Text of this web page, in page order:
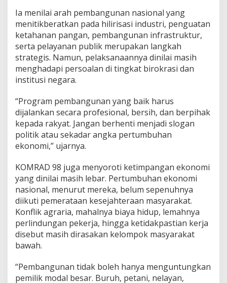
Ia menilai arah pembangunan nasional yang
menitikberatkan pada hilirisasi industri, penguatan
ketahanan pangan, pembangunan infrastruktur,
serta pelayanan publik merupakan langkah
strategis. Namun, pelaksanaannya dinilai masih
menghadapi persoalan di tingkat birokrasi dan
institusi negara.
“Program pembangunan yang baik harus
dijalankan secara profesional, bersih, dan berpihak
kepada rakyat. Jangan berhenti menjadi slogan
politik atau sekadar angka pertumbuhan
ekonomi,” ujarnya.
KOMRAD 98 juga menyoroti ketimpangan ekonomi
yang dinilai masih lebar. Pertumbuhan ekonomi
nasional, menurut mereka, belum sepenuhnya
diikuti pemerataan kesejahteraan masyarakat.
Konflik agraria, mahalnya biaya hidup, lemahnya
perlindungan pekerja, hingga ketidakpastian kerja
disebut masih dirasakan kelompok masyarakat
bawah.
“Pembangunan tidak boleh hanya menguntungkan
pemilik modal besar. Buruh, petani, nelayan,